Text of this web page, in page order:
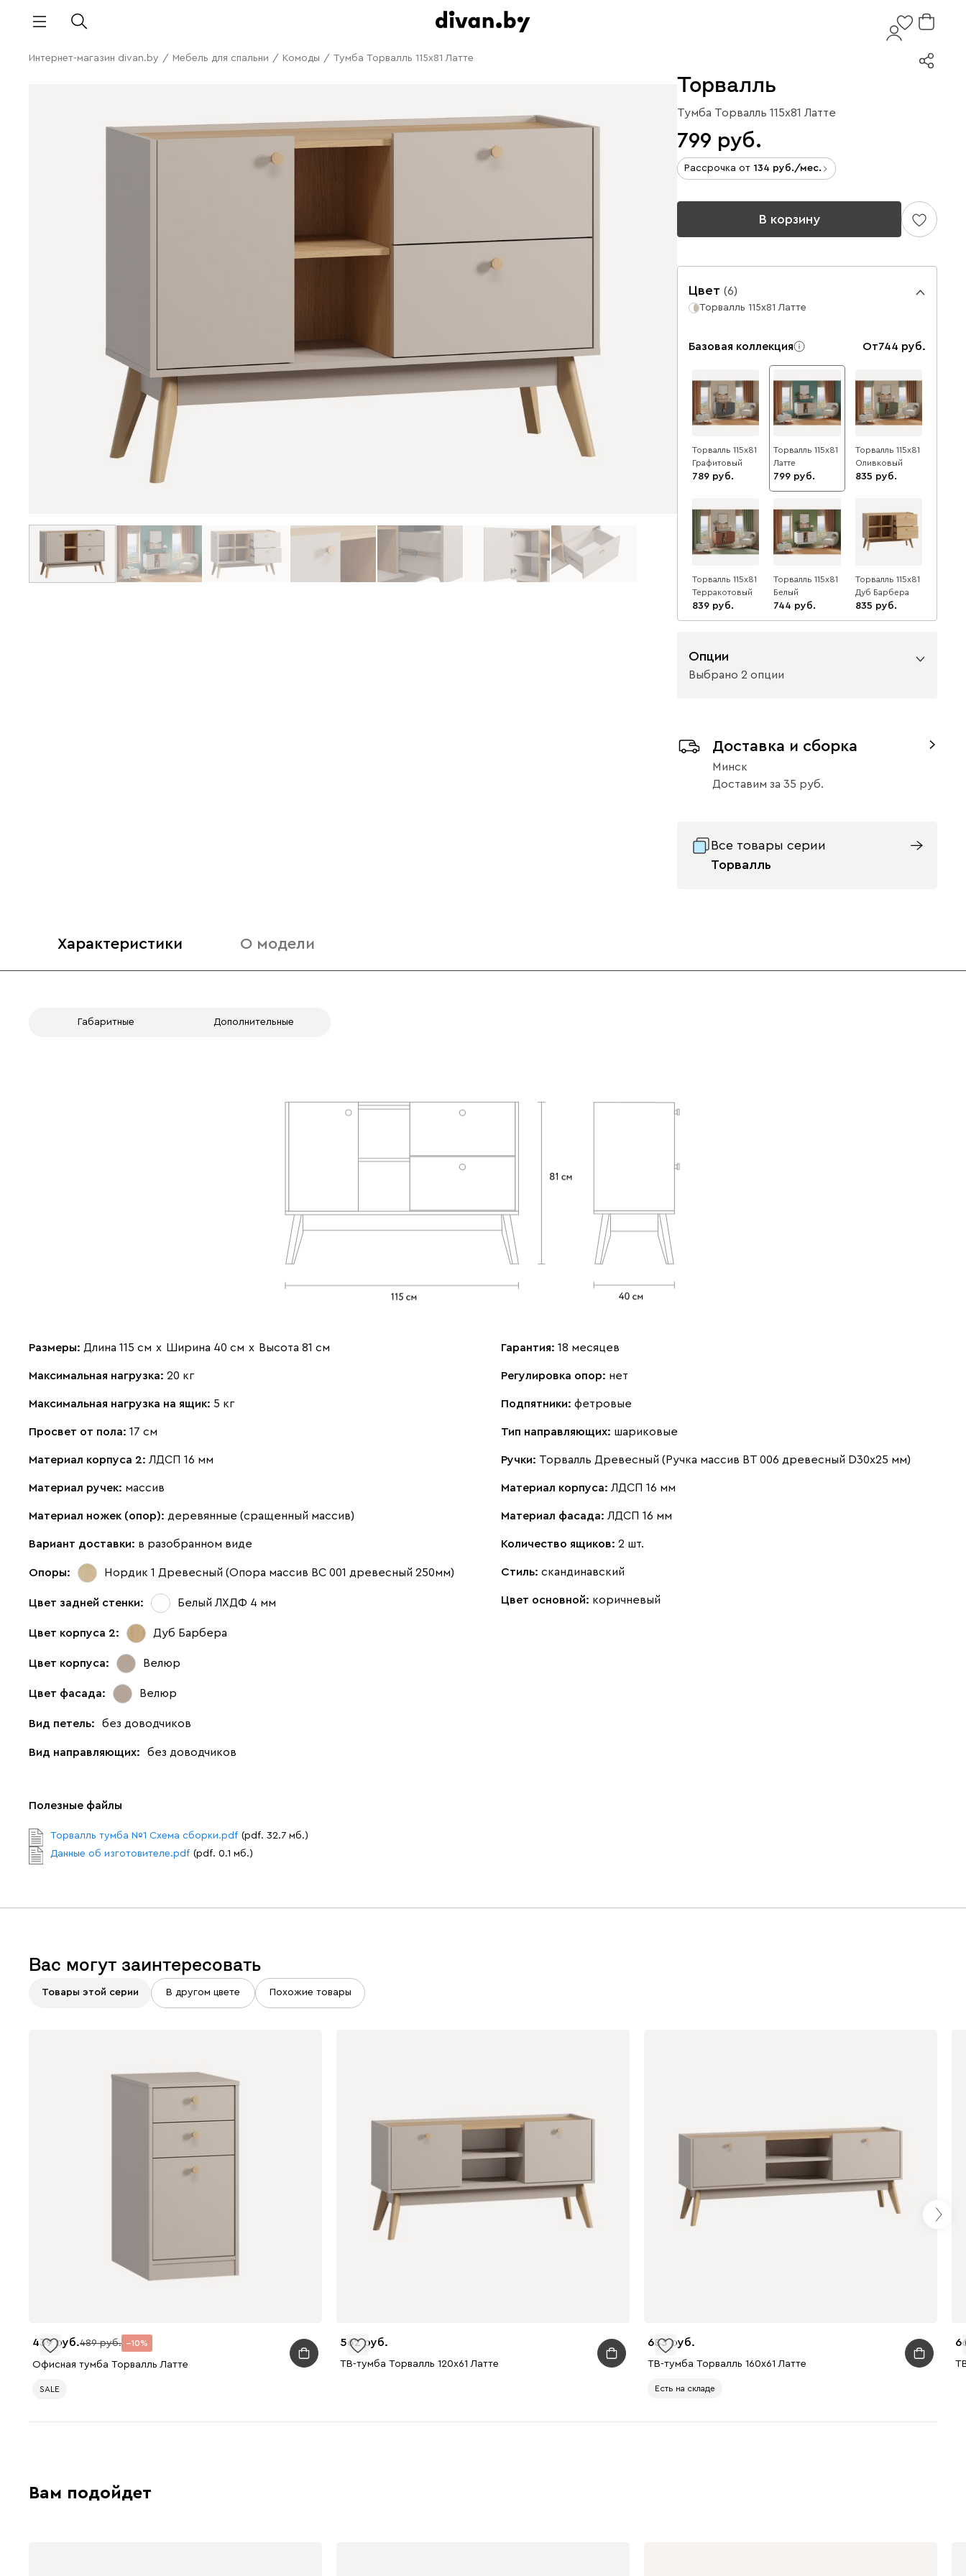
Интернет-магазин divan.by / Мебель для спальни / Комоды / Тумба Торвалль 115x81 Латте
Торвалль
Тумба Торвалль 115x81 Латте
799
Рассрочка от 134 /мес.
В корзину
Цвет (6)
Торвалль 115x81 Латте
Базовая коллекция От744
Торвалль 115x81
Графитовый
789
Торвалль 115x81
Латте
799
Торвалль 115x81
Оливковый
835
Торвалль 115x81
Терракотовый
839
Торвалль 115x81
Белый
744
Торвалль 115x81
Дуб Барбера
835
Опции
Выбрано 2 опции
с доводчиками без доводчиков
Вид направляющих
Доставка и сборка
Минск
Доставим за 35
Все товары серии
Торвалль
Характеристики О модели
Габаритные Дополнительные
Размеры: Длина 115 см х Ширина 40 см х Высота 81 см
Максимальная нагрузка: 20 кг
Максимальная нагрузка на ящик: 5 кг
Просвет от пола: 17 см
Материал корпуса 2: ЛДСП 16 мм
Материал ручек: массив
Материал ножек (опор): деревянные (сращенный массив)
Вариант доставки: в разобранном виде
Опоры: Нордик 1 Древесный (Опора массив ВС 001 древесный 250мм)
Цвет задней стенки: Белый ЛХДФ 4 мм
Цвет корпуса 2: Дуб Барбера
Цвет корпуса: Велюр
Цвет фасада: Велюр
Вид петель: без доводчиков
Вид направляющих: без доводчиков
Гарантия: 18 месяцев
Регулировка опор: нет
Подпятники: фетровые
Тип направляющих: шариковые
Ручки: Торвалль Древесный (Ручка массив ВТ 006 древесный D30х25 мм)
Материал корпуса: ЛДСП 16 мм
Материал фасада: ЛДСП 16 мм
Количество ящиков: 2 шт.
Стиль: скандинавский
Цвет основной: коричневый
Полезные файлы
Торвалль тумба №1 Cхема сборки.pdf (pdf. 32.7 мб.)
Данные об изготовителе.pdf (pdf. 0.1 мб.)
Вас могут заинтересовать
Товары этой серии В другом цвете Похожие товары
439 489 10
Офисная тумба Торвалль Латте
SALE
562
ТВ-тумба Торвалль 120x61 Латте
683
ТВ-тумба Торвалль 160x61 Латте
Есть на складе
Вам подойдет